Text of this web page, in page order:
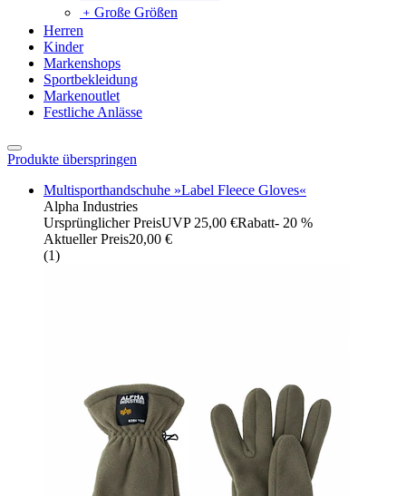
﹢ Große Größen
Herren
Kinder
Markenshops
Sportbekleidung
Markenoutlet
Festliche Anlässe
Produkte überspringen
Multisporthandschuhe »Label Fleece Gloves«
Alpha Industries
Ursprünglicher PreisUVP 25,00 €Rabatt- 20 %
Aktueller Preis20,00 €
(1)